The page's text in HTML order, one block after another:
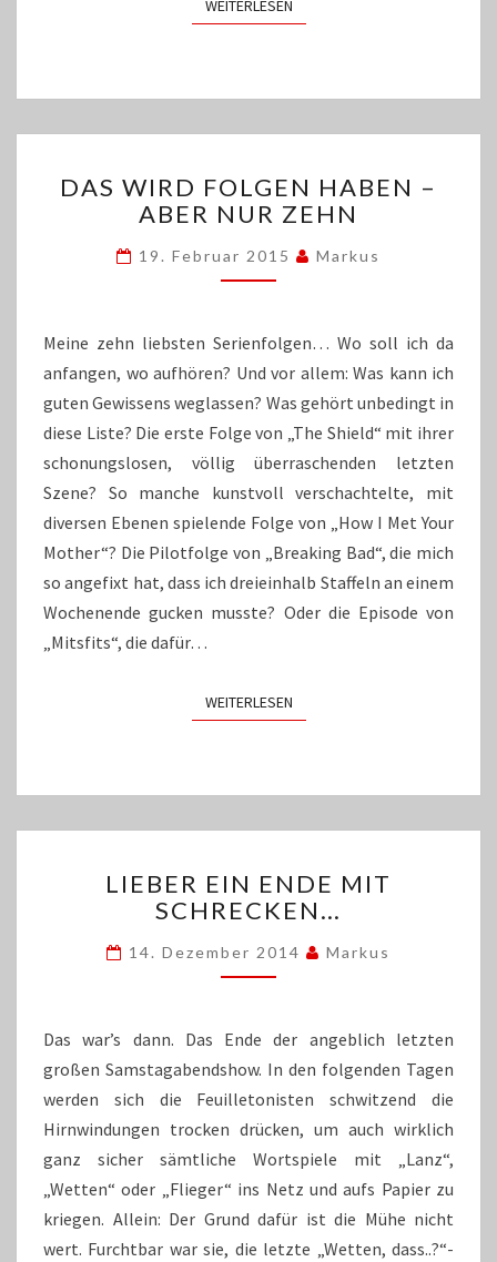
WEITERLESENWEITERLESEN
WIRD
FOLGEN
–
ABER
ZEHN
DAS WIRD FOLGEN HABEN –
ABER NUR ZEHN
19. Februar 2015 Markus
Meine zehn liebsten Serienfolgen… Wo soll ich da
anfangen, wo aufhören? Und vor allem: Was kann ich
guten Gewissens weglassen? Was gehört unbedingt in
diese Liste? Die erste Folge von „The Shield“ mit ihrer
schonungslosen, völlig überraschenden letzten
Szene? So manche kunstvoll verschachtelte, mit
diversen Ebenen spielende Folge von „How I Met Your
Mother“? Die Pilotfolge von „Breaking Bad“, die mich
so angefixt hat, dass ich dreieinhalb Staffeln an einem
Wochenende gucken musste? Oder die Episode von
„Mitsfits“, die dafür…
WEITERLESENWEITERLESEN
EIN
ENDE
SCHRECKEN…
LIEBER EIN ENDE MIT
SCHRECKEN…
14. Dezember 2014 Markus
Das war’s dann. Das Ende der angeblich letzten
großen Samstagabendshow. In den folgenden Tagen
werden sich die Feuilletonisten schwitzend die
Hirnwindungen trocken drücken, um auch wirklich
ganz sicher sämtliche Wortspiele mit „Lanz“,
„Wetten“ oder „Flieger“ ins Netz und aufs Papier zu
kriegen. Allein: Der Grund dafür ist die Mühe nicht
wert. Furchtbar war sie, die letzte „Wetten, dass..?“-